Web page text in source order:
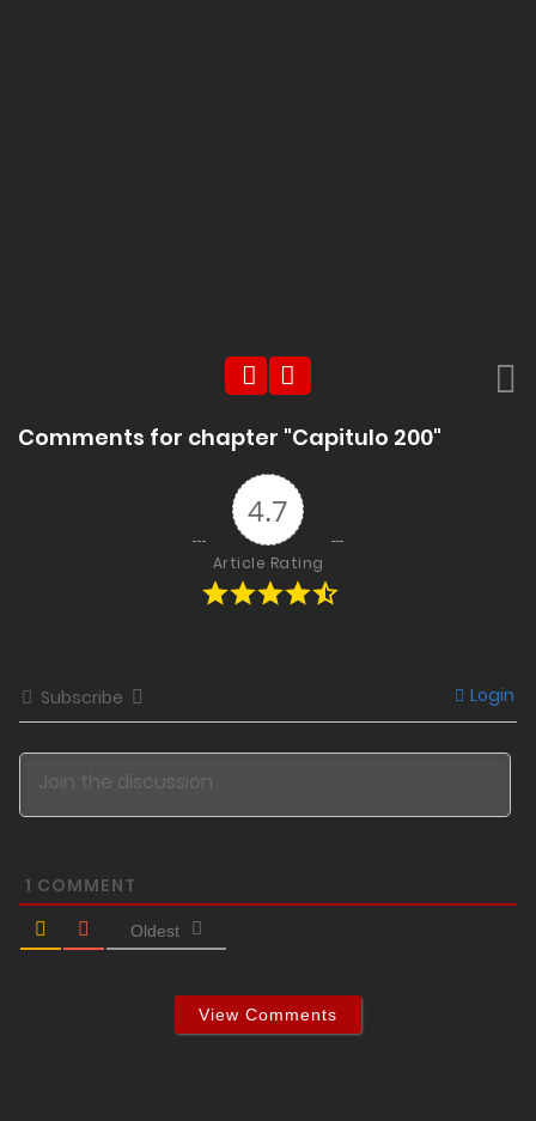
Comments for chapter "Capitulo 200"
4.7
Article Rating
Subscribe Login
1 COMMENT
Oldest
View Comments